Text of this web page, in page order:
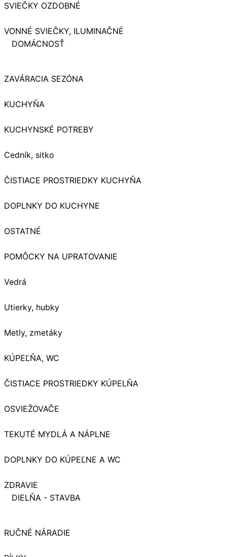
SVIEČKY OZDOBNÉ
VONNÉ SVIEČKY, ILUMINAČNÉ
DOMÁCNOSŤ
ZAVÁRACIA SEZÓNA
KUCHYŇA
KUCHYNSKÉ POTREBY
Cedník, sitko
ČISTIACE PROSTRIEDKY KUCHYŇA
DOPLNKY DO KUCHYNE
OSTATNÉ
POMÔCKY NA UPRATOVANIE
Vedrá
Utierky, hubky
Metly, zmetáky
KÚPEĽŇA, WC
ČISTIACE PROSTRIEDKY KÚPELŇA
OSVIEŽOVAČE
TEKUTÉ MYDLÁ A NÁPLNE
DOPLNKY DO KÚPEĽNE A WC
ZDRAVIE
DIELŇA - STAVBA
RUČNÉ NÁRADIE